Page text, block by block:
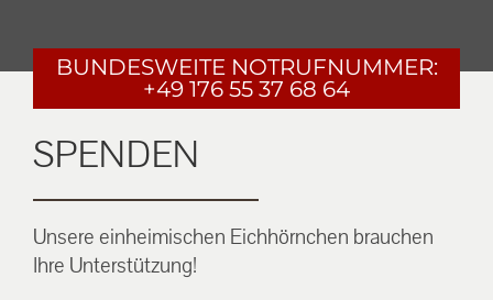
BUNDESWEITE NOTRUFNUMMER:
+49 176 55 37 68 64
SPENDEN
Unsere einheimischen Eichhörnchen brauchen
Ihre Unterstützung!